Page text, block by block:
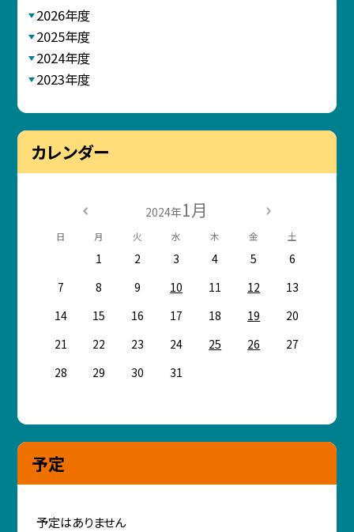
2026年度
2025年度
2024年度
2023年度
カレンダー
2024年1月
日 月 火 水 木 金 土
1 2 3 4 5
6
7
8 9 10 11 12
13
14
15 16 17 18 19
20
21
22 23 24 25 26
27
28
29 30 31
予定
予定はありません